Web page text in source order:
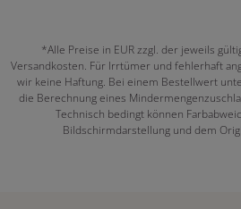
*Alle Preise in EUR zzgl. der jeweils
Versandkosten. Für Irrtümer und fehlerhaft
wir keine Haftung. Bei einem Bestellwert
die Berechnung eines
Technisch bedingt können
Bildschirmdarstellung und dem